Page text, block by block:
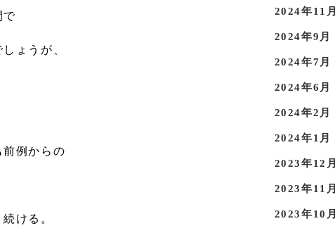
で
ょうが、
前例からの
ける。
2024年11月
2024年9月
2024年7月
2024年6月
2024年2月
2024年1月
2023年12月
2023年11月
2023年10月